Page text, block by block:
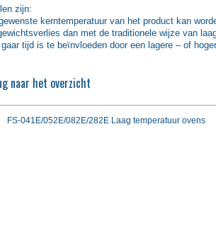
zijn:
kerntemperatuur van het product kan
dan met de traditionele wijze van
tijd is te beïnvloeden door een lagere – of
naar het overzicht
FS-041E/052E/082E/282E Laag temperatuur ovens